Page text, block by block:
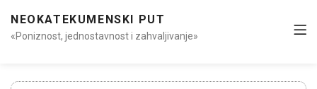
NEOKATEKUMENSKI PUT
«Poniznost, jednostavnost i zahvaljivanje»